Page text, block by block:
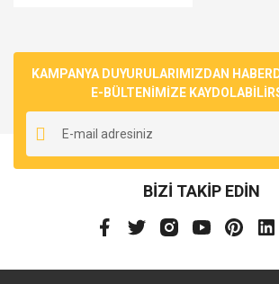
KAMPANYA DUYURULARIMIZDAN
E-BÜLTENİMİZE
BİZİ TAKİP EDİN